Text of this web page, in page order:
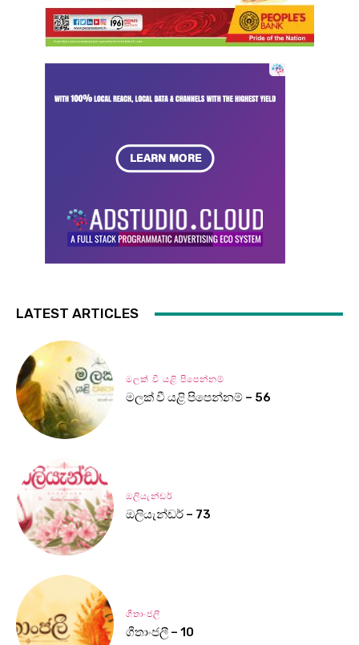
LATEST ARTICLES
මලක් වී යළි පිපෙන්නම්
මලක් වී යළි පිපෙන්නම් – 56
ඔලියැන්ඩර්
ඔලියැන්ඩර් – 73
ගීතාංජලී
ගීතාංජලී – 10